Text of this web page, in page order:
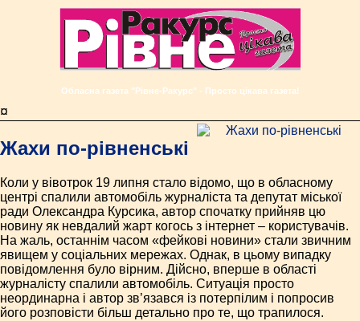
Обласна газета "Рівне-Ракурс" - Просто цікава газета!
¤
Жахи по-рівненські
Коли у вівотрок 19 липня стало відомо, що в обласному
центрі спалили автомобіль журналіста та депутат міської
ради Олександра Курсика, автор спочатку прийняв цю
новину як невдалий жарт когось з інтернет – користувачів.
На жаль, останнім часом «фейкові новини» стали звичним
явищем у соціальних мережах. Однак, в цьому випадку
повідомлення було вірним. Дійсно, вперше в області
журналісту спалили автомобіль. Ситуація просто
неординарна і автор зв’язався із потерпілим і попросив
його розповісти більш детально про те, що трапилося.